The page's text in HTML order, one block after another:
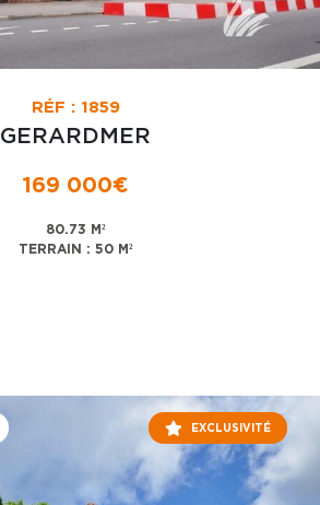
RÉF : 1859
GERARDMER
169 000€
80.73 M²
TERRAIN : 50 M²
EXCLUSIVITÉ